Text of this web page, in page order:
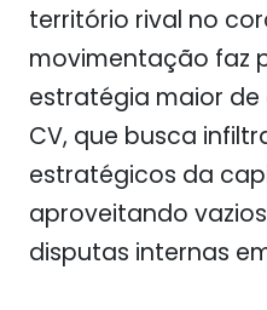
território rival no
movimentação faz
estratégia maior
CV, que busca
estratégicos da
aproveitando
disputas internas